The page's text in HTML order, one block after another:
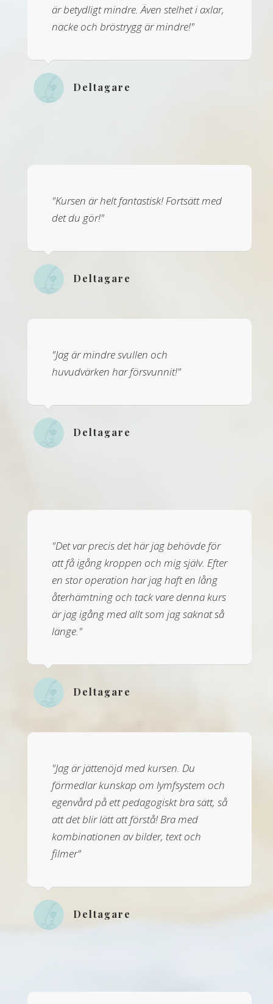
är betydligt mindre. Även stelhet i axlar,
nacke och bröstrygg är mindre!"
Deltagare
"Kursen är helt fantastisk! Fortsätt med
det du gör!"
Deltagare
"Jag är mindre svullen och
huvudvärken har försvunnit!"
Deltagare
"Det var precis det här jag behövde för
att få igång kroppen och mig själv. Efter
en stor operation har jag haft en lång
återhämtning och tack vare denna kurs
är jag igång med allt som jag saknat så
länge."
Deltagare
"Jag är jättenöjd med kursen. Du
förmedlar kunskap om lymfsystem och
egenvård på ett pedagogiskt bra sätt, så
att det blir lätt att förstå! Bra med
kombinationen av bilder, text och
filmer"
Deltagare